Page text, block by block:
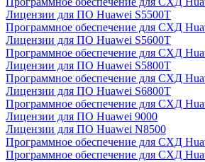
Лицензии для ПО Huawei S5500T
Программное обеспечение для СХД
Лицензии для ПО Huawei S5600T
Программное обеспечение для СХД
Лицензии для ПО Huawei S5800T
Программное обеспечение для СХД
Лицензии для ПО Huawei S6800T
Программное обеспечение для СХД
Лицензии для ПО Huawei 9000
Лицензии для ПО Huawei N8500
Программное обеспечение для СХД
Программное обеспечение для СХД